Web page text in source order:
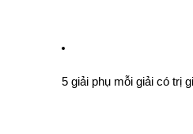
5 giải phụ mỗi giải có trị